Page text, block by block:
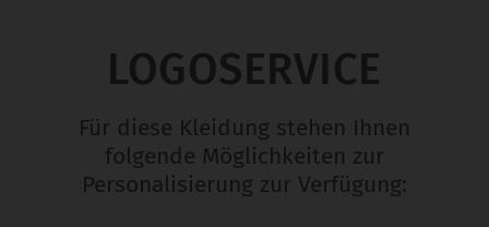
LOGOSERVICE
Für diese Kleidung stehen Ihnen
folgende Möglichkeiten zur
Personalisierung zur Verfügung: